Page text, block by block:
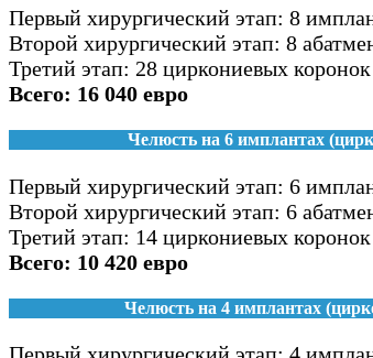
Первый хирургический этап: 8
Второй хирургический этап: 8
Третий этап: 28 циркониевых
Всего: 16 040 евро
Челюсть на 6 имплантах
Первый хирургический этап: 6
Второй хирургический этап: 6
Третий этап: 14 циркониевых
Всего: 10 420 евро
Челюсть на 4 имплантах